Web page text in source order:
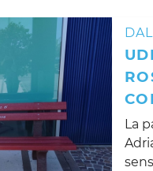
La